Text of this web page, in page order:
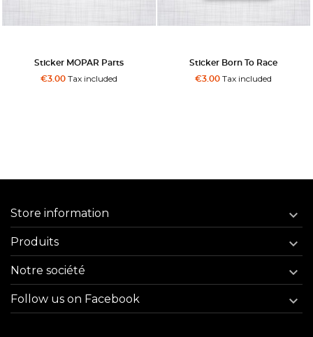
Sticker MOPAR Parts
€3.00Tax included
Sticker Born To Race
€3.00 Tax included
Store information 
Produits 
Notre société 
Follow us on Facebook 